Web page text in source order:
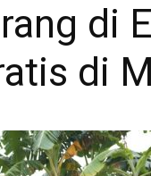
di
di